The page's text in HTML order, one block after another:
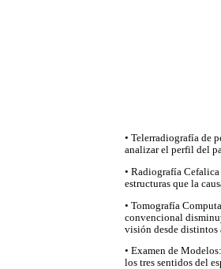
• Telerradiografía de
analizar el perfil del
• Radiografía
estructuras que la
• Tomografía
convencional
visión desde distintos
• Examen de
los tres sentidos del